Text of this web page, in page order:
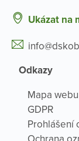
Ukázat na
Odkazy
Mapa webu
GDPR
Prohlášení